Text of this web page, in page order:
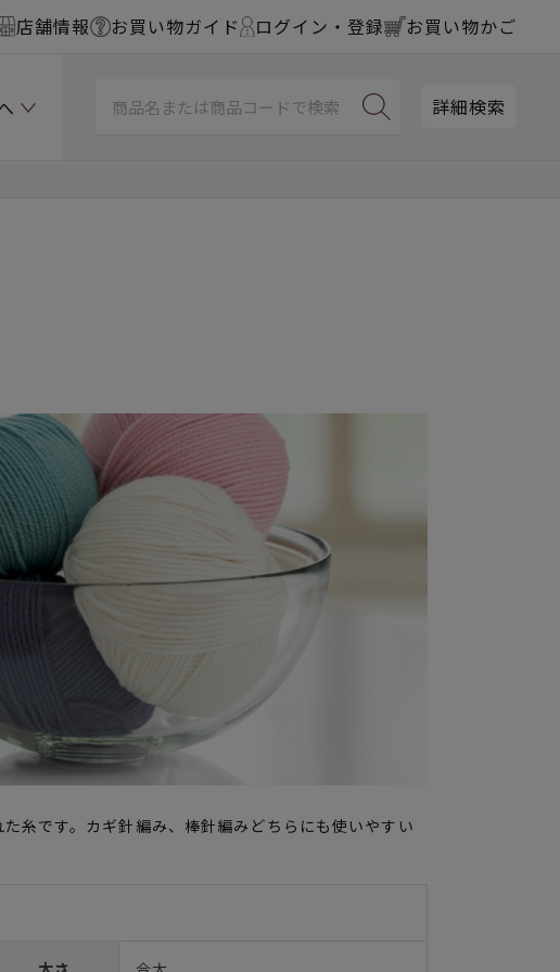
店舗情報 お買い物ガイド ログイン・登録 お買い物かご
詳細検索
糸です。カギ針編み、棒針編みどちらにも使いやすい